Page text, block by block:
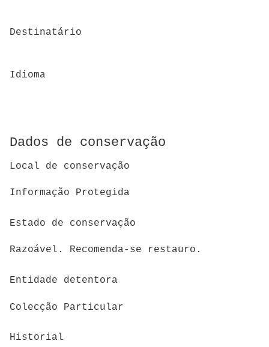
Destinatário
Idioma
Dados de conservação
Local de conservação
Informação Protegida
Estado de conservação
Razoável. Recomenda-se restauro.
Entidade detentora
Colecção Particular
Historial